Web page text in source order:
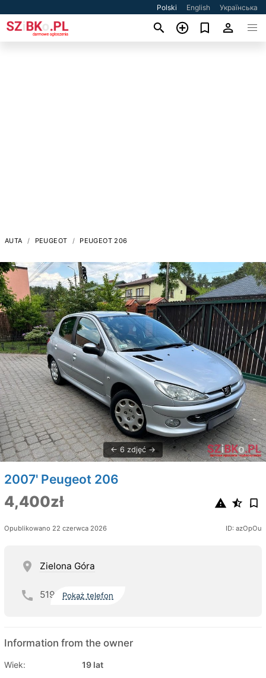
Polski English Українська
AUTA PEUGEOT PEUGEOT 206
6 zdjęć
2007' Peugeot 206
4,400zł
Opublikowano 22 czerwca 2026 ID: azOpOu
Zielona Góra
519 Pokaż telefon
Information from the owner
Wiek:
19 lat